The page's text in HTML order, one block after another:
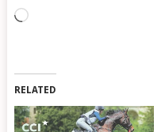
Încarc...
RELATED